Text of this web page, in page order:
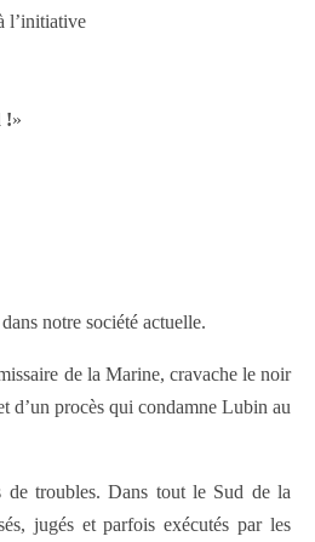
l’initiative
!»
notre société actuelle.
de la Marine, cravache le noir
d’un procès qui condamne Lubin au
de troubles. Dans tout le Sud de la
jugés et parfois exécutés par les